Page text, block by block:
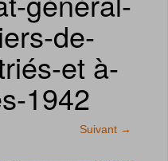
de-
et à-
1942
Suivant →